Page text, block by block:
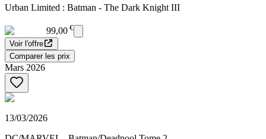
Urban Limited : Batman - The Dark Knight III
99,00 €
Voir l'offre
Comparer les prix
Mars 2026
13/03/2026